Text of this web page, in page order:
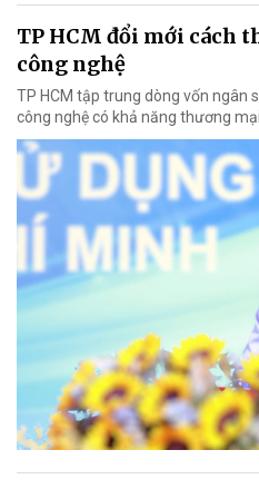
TP HCM đổi mới cách
công nghệ
TP HCM tập trung dòng vốn ngân
công nghệ có khả năng thương